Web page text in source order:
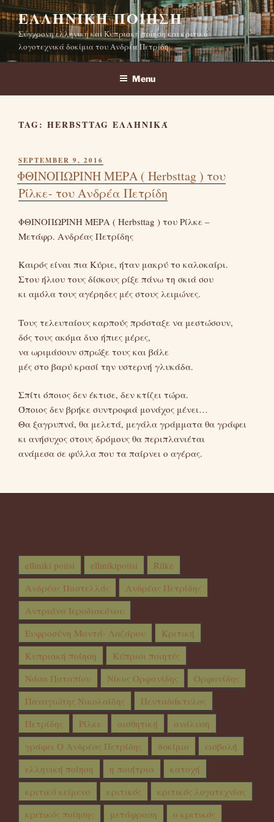
Skip
to
content
ΕΛΛΗΝΙΚΉ ΠΟΊΗΣΗ
Σύγχρονη ελληνική και Κυπριακή ποίηση και κριτικά
λογοτεχνικά δοκίμια του Ανδρέα Πετρίδη
Menu
TAG: HERBSTTAG ΕΛΛΗΝΙΚΆ
POSTED
ON
SEPTEMBER 9, 2016
ΦΘΙΝΟΠΩΡΙΝΗ ΜΕΡΑ ( Herbsttag ) του
Ρίλκε- του Ανδρέα Πετρίδη
ΦΘΙΝΟΠΩΡΙΝΗ ΜΕΡΑ ( Herbsttag ) του Ρίλκε –
Μετάφρ. Ανδρέας Πετρίδης
Καιρός είναι πια Κύριε, ήταν μακρύ το καλοκαίρι.
Στου ήλιου τους δίσκους ρίξε πάνω τη σκιά σου
κι αμόλα τους αγέρηδες μές στους λειμώνες.
Τους τελευταίους καρπούς πρόσταξε να μεστώσουν,
δός τους ακόμα δυο ήπιες μέρες,
να ωριμάσουν σπρώξε τους και βάλε
μές στο βαρύ κρασί την υστερνή γλυκάδα.
Σπίτι όποιος δεν έκτισε, δεν κτίζει τώρα.
Όποιος δεν βρήκε συντροφιά μονάχος μένει…
Θα ξαγρυπνά, θα μελετά, μεγάλα γράμματα θα γράφει
κι ανήσυχος στους δρόμους θα περιπλανιέται
ανάμεσα σε φύλλα που τα παίρνει ο αγέρας.
elliniki poiisi ellinikipoiisi
Rilke
Ανδρέας Παστελλάς
Ανδρέας Πετρίδης
Αντριάνα Ιεροδιακόνου
Ευφροσύνη Μαντά- Λαζάρου
Κριτική
Κυπριακή ποίηση
Κύπριοι ποιητές
Νάσα Παταπίου
Νίκος Ορφανίδης
Ορφανίδης
Παναγιώτης Νικολαϊδης
Πενταδάκτυλος
Πετρίδης
Ρίλκε αισθητική
ανάλυση
γράφει Ο Ανδρέας Πετρίδης
δοκίμιο
εισβολή
ελληνική ποίηση
η ποιήτρια
κατοχή
κριτικό κείμενο
κριτικός
κριτικός λογοτεχνίας
κριτικός ποίησης
μετάφραση ο κριτικός